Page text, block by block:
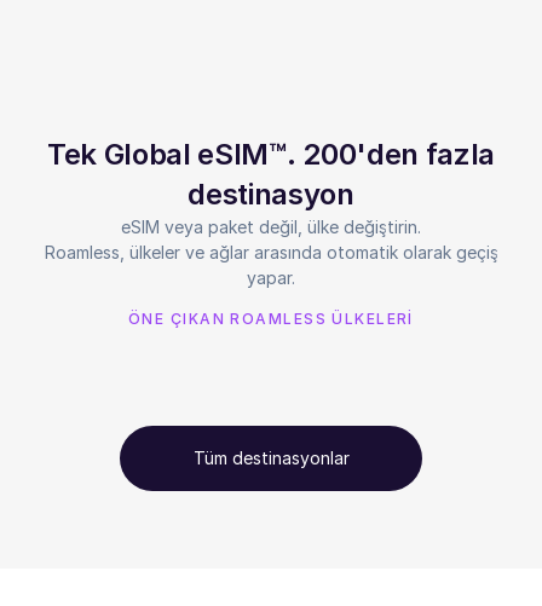
Tek Global eSIM™. 200'den fazla
destinasyon
eSIM veya paket değil, ülke değiştirin.
Roamless, ülkeler ve ağlar arasında otomatik olarak geçiş
yapar.
ÖNE ÇIKAN ROAMLESS ÜLKELERİ
Tüm destinasyonlar